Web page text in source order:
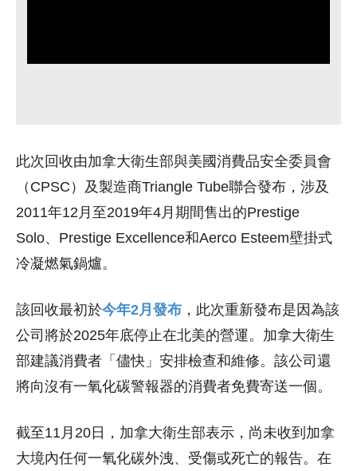
此次回收由加拿大衛生部與美國消費品安全委員會
（CPSC）及製造商Triangle Tube聯合發布，涉及
2011年12月至2019年4月期間售出的Prestige
Solo、Prestige Excellence和Aerco Esteem壁掛式
冷凝燃氣鍋爐。
該回收最初於今年2月發布 ，此次重新發布是因為該
公司將於2025年底停止在北美的營運。加拿大衛生
部建議消費者「儘快」安排檢查和維修。該公司還
將向沒有一氧化碳警報器的消費者免費寄送一個。
截至11月20日，加拿大衛生部表示，尚未收到加拿
大境內任何一氧化碳外洩、受傷或死亡的報告。在